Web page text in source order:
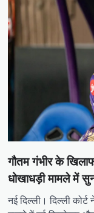
गौतम गंभीर के
धोखाधड़ी मामले में
नई दिल्ली। दिल्ली